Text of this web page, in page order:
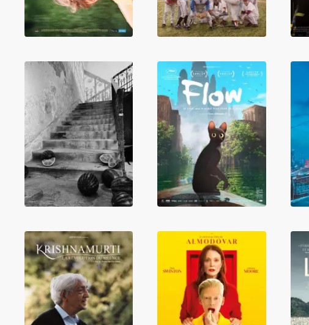
Familiar
Phantoms
Flow, le chat qui
n'avait plus peur
de l'eau
Krishnamurti, la
révolution du
silence
La Chambre d'à
côté